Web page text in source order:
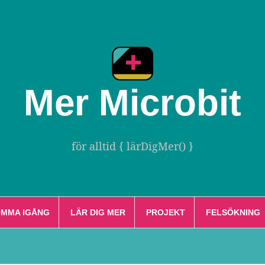
Mer Microbit
för alltid { lärDigMer() }
IGÅNG LÄR DIG MER PROJEKT FELSÖKNING